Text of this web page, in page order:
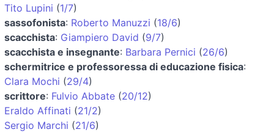
Tito Lupini (1/7)
sassofonista: Roberto Manuzzi (18/6)
scacchista: Giampiero David (9/7)
scacchista e insegnante: Barbara Pernici (26/6)
schermitrice e professoressa di educazione fisica:
Clara Mochi (29/4)
scrittore: Fulvio Abbate (20/12)
Eraldo Affinati (21/2)
Sergio Marchi (21/6)